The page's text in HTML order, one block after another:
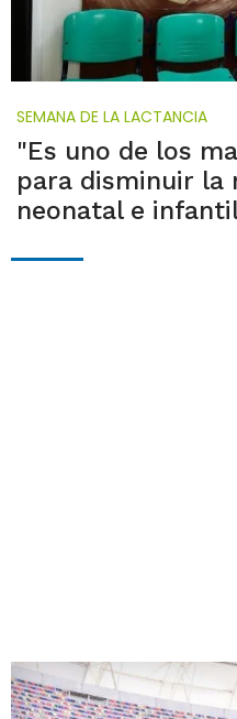
SEMANA DE LA LACTANCIA
"Es uno de los
para disminuir la
neonatal e